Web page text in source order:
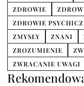
ZDROWIE
ZDROWIE
ZMYSŁY
ZNANI
ZROZUMIENIE
ZWRACANIE UWAGI